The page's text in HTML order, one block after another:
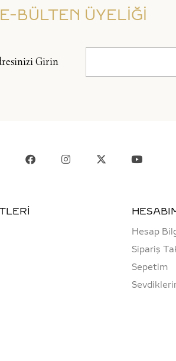
E-BÜLTEN ÜYELİĞİ
Girin
Hesap
Sipariş
Sepetim